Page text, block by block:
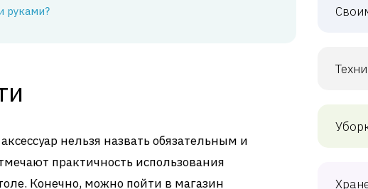
руками?
нельзя назвать обязательным и
практичность использования
Конечно, можно пойти в магазин